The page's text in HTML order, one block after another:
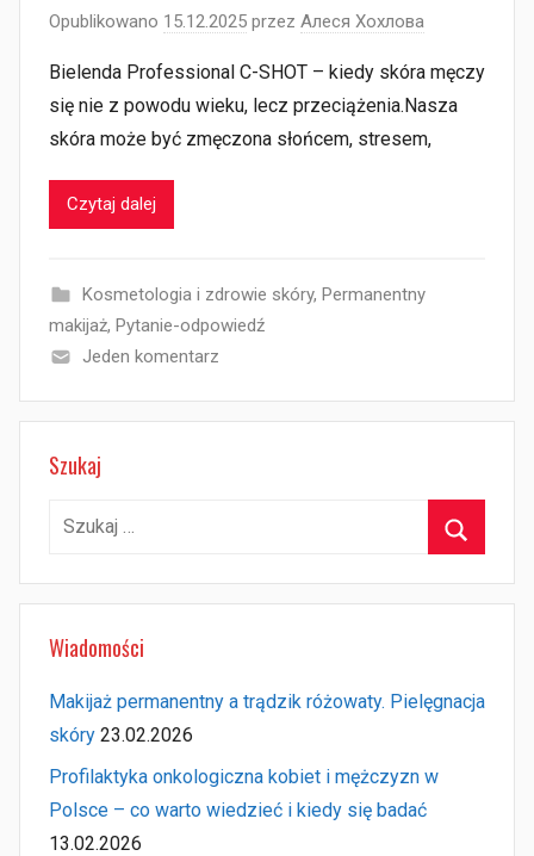
Opublikowano 15.12.2025 przez Алеся Хохлова
Bielenda Professional C-SHOT – kiedy skóra męczy
się nie z powodu wieku, lecz przeciążenia.Nasza
skóra może być zmęczona słońcem, stresem,
Czytaj dalej
Kosmetologia i zdrowie skóry, Permanentny
makijaż, Pytanie-odpowiedź
Jeden komentarz
Szukaj
Szukaj:
Wiadomości
Makijaż permanentny a trądzik różowaty. Pielęgnacja
skóry 23.02.2026
Profilaktyka onkologiczna kobiet i mężczyzn w
Polsce – co warto wiedzieć i kiedy się badać
13.02.2026